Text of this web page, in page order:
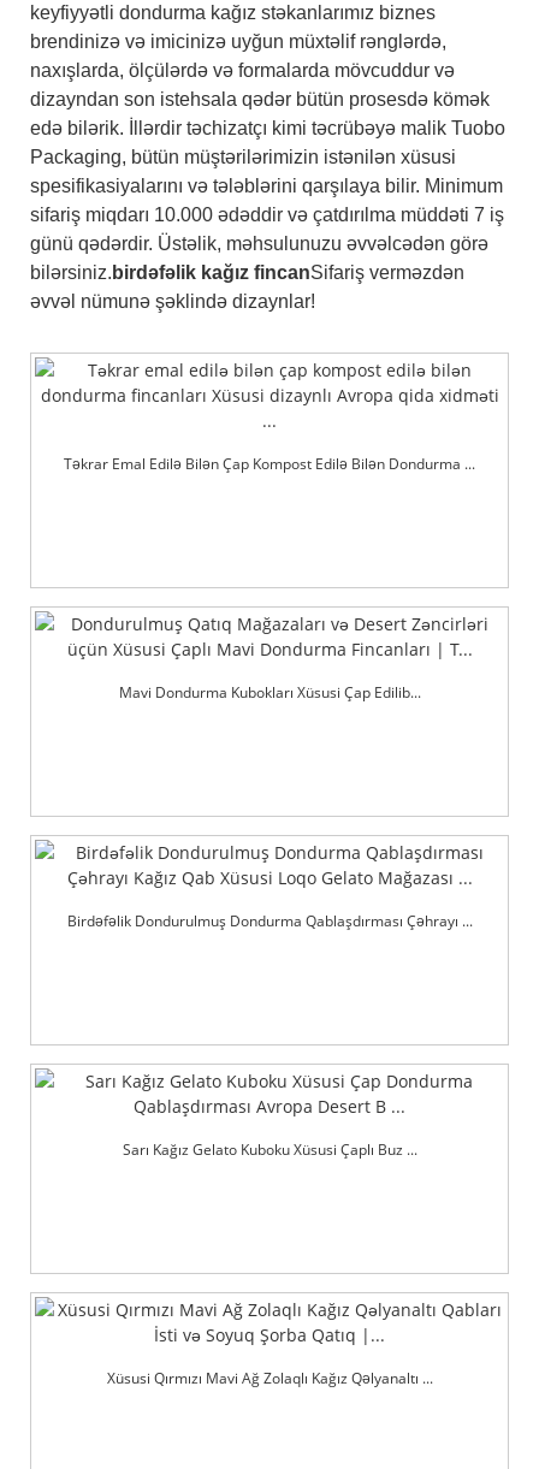
keyfiyyətli dondurma kağız stəkanlarımız biznes
brendinizə və imicinizə uyğun müxtəlif rənglərdə,
naxışlarda, ölçülərdə və formalarda mövcuddur və
dizayndan son istehsala qədər bütün prosesdə kömək
edə bilərik. İllərdir təchizatçı kimi təcrübəyə malik Tuobo
Packaging, bütün müştərilərimizin istənilən xüsusi
spesifikasiyalarını və tələblərini qarşılaya bilir. Minimum
sifariş miqdarı 10.000 ədəddir və çatdırılma müddəti 7 iş
günü qədərdir. Üstəlik, məhsulunuzu əvvəlcədən görə
bilərsiniz. birdəfəlik kağız fincanSifariş verməzdən
əvvəl nümunə şəklində dizaynlar!
Təkrar Emal Edilə Bilən Çap Kompost Edilə Bilən Dondurma ...
Mavi Dondurma Kubokları Xüsusi Çap Edilib...
Birdəfəlik Dondurulmuş Dondurma Qablaşdırması Çəhrayı ...
Sarı Kağız Gelato Kuboku Xüsusi Çaplı Buz ...
Xüsusi Qırmızı Mavi Ağ Zolaqlı Kağız Qəlyanaltı ...